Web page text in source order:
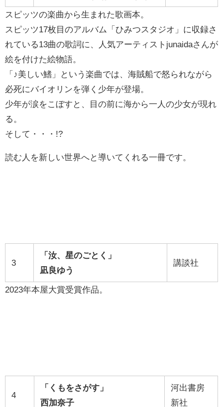
スピッツの楽曲から生まれた歌画本。
スピッツ17枚目のアルバム「ひみつスタジオ」に収録さ
れている13曲の歌詞に、人気アーティストjunaidaさんが
絵を付けた絵物語。
「♪美しい鰭」という楽曲では、海賊船で怒られながら
必死にバイオリンを弾く少年が登場。
少年が涙をこぼすと、目の前に海から一人の少女が現れ
る。
そして・・・!?
読む人を新しい世界へと導いてくれる一冊です。
3
「汝、星のごとく
」
凪良ゆう
講談社
2023年本屋大賞受賞作品。
4
「くもをさがす」
西加奈子
河出書房
新社